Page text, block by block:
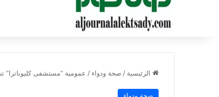
الرئيسية / صحة ودواء / عمومية “مستشفى كليوباترا”